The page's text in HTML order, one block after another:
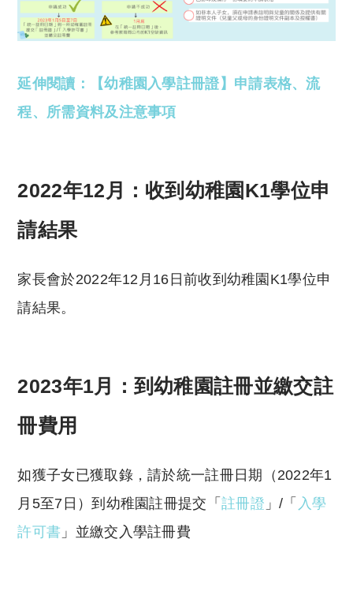
延伸閱讀：【幼稚園入學註冊證】申請表格、流
程、所需資料及注意事項
2022年12月：收到幼稚園K1學位申
請結果
家長會於2022年12月16日前收到幼稚園K1學位申
請結果。
2023年1月：到幼稚園註冊並繳交註
冊費用
如獲子女已獲取錄，請於統一註冊日期（2022年1
月5至7日）到幼稚園註冊提交「 註冊證 」/「 入學
許可書 」並繳交入學註冊費